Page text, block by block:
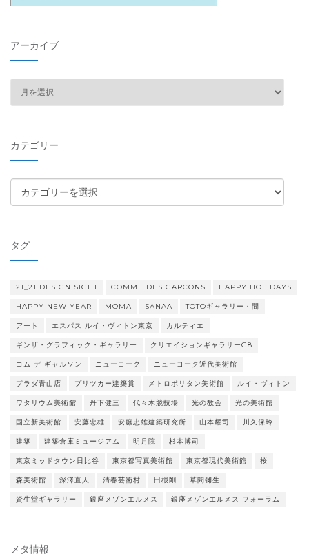
アーカイブ
ブ
カテゴリー
テ
ー
タグ
21_21 DESIGN SIGHT COMME DES GARCONS HAPPY HOLIDAYS
HAPPY NEW YEAR MOMA SANAA TOTOギャラリー・間
アート エスパス ルイ・ヴィトン東京 カルティエ
ギンザ・グラフィック・ギャラリー クリエイションギャラリーG8
コム デ ギャルソン ニューヨーク ニューヨーク近代美術館
プラダ青山店 プリツカー建築賞 メトロポリタン美術館 ルイ・ヴィトン
ワタリウム美術館 丹下健三 代々木競技場 光の教会 光の美術館
国立新美術館 安藤忠雄 安藤忠雄建築研究所 山本耀司 川久保玲
建築 建築倉庫ミュージアム 明月院 杉本博司
東京ミッドタウン日比谷 東京都写真美術館 東京都現代美術館 桜
森美術館 深澤直人 清春芸術村 田根剛 草間彌生
資生堂ギャラリー 銀座メゾンエルメス 銀座メゾンエルメス フォーラム
メタ情報